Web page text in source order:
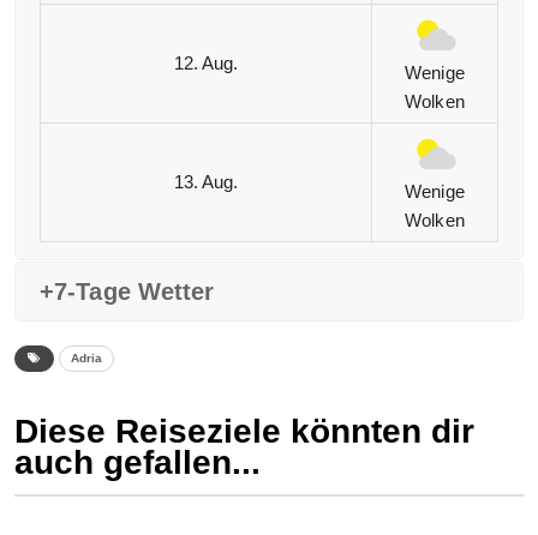
12. Aug.
Wenige
Wolken
13. Aug.
Wenige
Wolken
+7-Tage Wetter
Adria
Diese Reiseziele könnten dir
auch gefallen...